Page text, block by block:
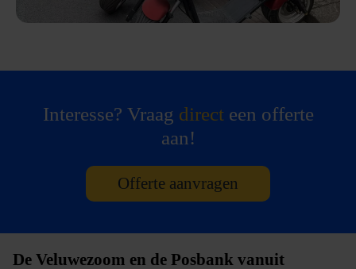
Interesse? Vraag directeen offerte
aan!
Offerte aanvragen
De Veluwezoom en de Posbank vanuit